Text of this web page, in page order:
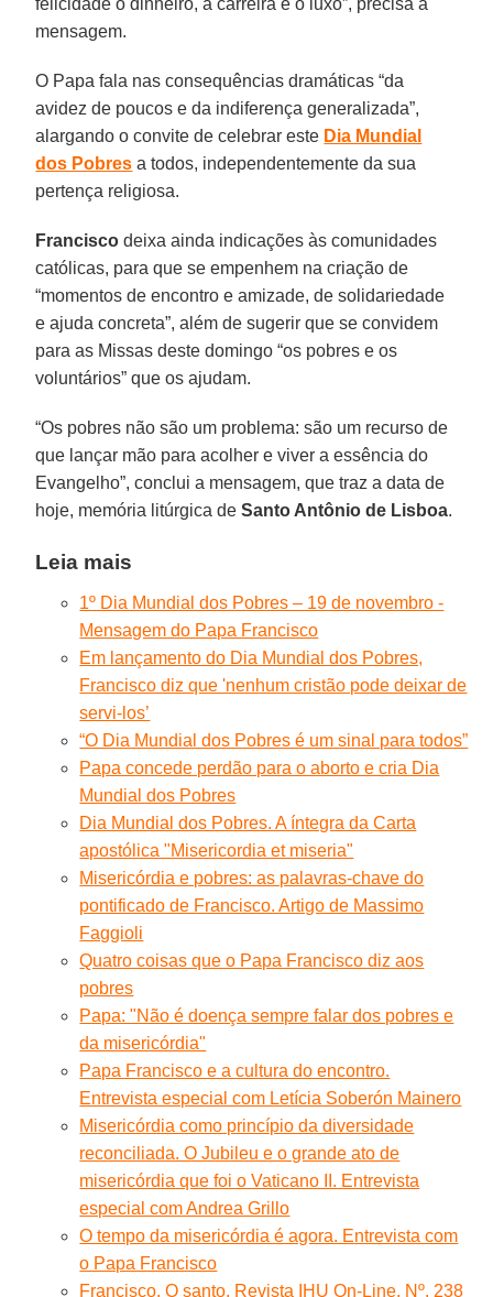
mensagem.
O Papa fala nas consequências dramáticas “da
avidez de poucos e da indiferença generalizada”,
alargando o convite de celebrar este Dia Mundial
dos Pobres a todos, independentemente da sua
pertença religiosa.
Francisco deixa ainda indicações às comunidades
católicas, para que se empenhem na criação de
“momentos de encontro e amizade, de solidariedade
e ajuda concreta”, além de sugerir que se convidem
para as Missas deste domingo “os pobres e os
voluntários” que os ajudam.
“Os pobres não são um problema: são um recurso de
que lançar mão para acolher e viver a essência do
Evangelho”, conclui a mensagem, que traz a data de
hoje, memória litúrgica deSanto Antônio de Lisboa.
Leia mais
1º Dia Mundial dos Pobres – 19 de novembro -
Mensagem do Papa Francisco
Em lançamento do Dia Mundial dos Pobres,
Francisco diz que 'nenhum cristão pode deixar de
servi-los’
“O Dia Mundial dos Pobres é um sinal para todos”
Papa concede perdão para o aborto e cria Dia
Mundial dos Pobres
Dia Mundial dos Pobres. A íntegra da Carta
apostólica "Misericordia et miseria"
Misericórdia e pobres: as palavras-chave do
pontificado de Francisco. Artigo de Massimo
Faggioli
Quatro coisas que o Papa Francisco diz aos
pobres
Papa: "Não é doença sempre falar dos pobres e
da misericórdia"
Papa Francisco e a cultura do encontro.
Entrevista especial com Letícia Soberón Mainero
Misericórdia como princípio da diversidade
reconciliada. O Jubileu e o grande ato de
misericórdia que foi o Vaticano II. Entrevista
especial com Andrea Grillo
O tempo da misericórdia é agora. Entrevista com
o Papa Francisco
Francisco. O santo. Revista IHU On-Line, Nº. 238